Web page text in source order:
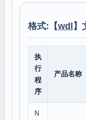
格式:【wdl 】
执
行
程
序
产品名称
N